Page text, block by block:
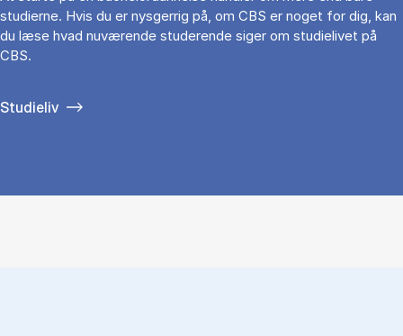
studierne. Hvis du er nysgerrig på, om CBS er noget for dig, kan
du læse hvad nuværende studerende siger om studielivet på
CBS.
Studieliv